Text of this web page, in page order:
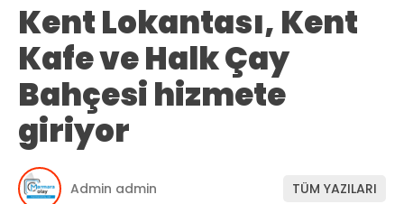
Kent Lokantası, Kent
Kafe ve Halk Çay
Bahçesi hizmete
giriyor
Admin admin TÜM YAZILARI